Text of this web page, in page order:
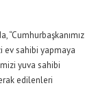
“Cumhurbaşkanımız
ev sahibi yapmaya
yuva sahibi
edilenleri